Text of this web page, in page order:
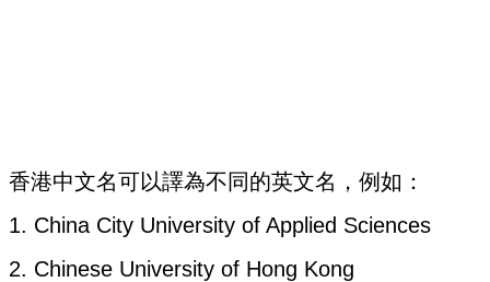
香港中文名可以譯為不同的英文名，例如：
1. China City University of Applied Sciences
2. Chinese University of Hong Kong